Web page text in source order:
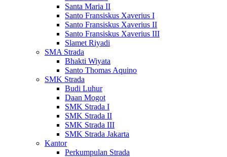
Santa Maria II
Santo Fransiskus Xaverius I
Santo Fransiskus Xaverius II
Santo Fransiskus Xaverius III
Slamet Riyadi
SMA Strada
Bhakti Wiyata
Santo Thomas Aquino
SMK Strada
Budi Luhur
Daan Mogot
SMK Strada I
SMK Strada II
SMK Strada III
SMK Strada Jakarta
Kantor
Perkumpulan Strada